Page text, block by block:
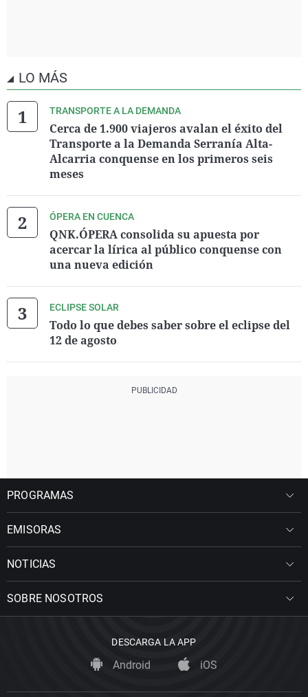
LO MÁS
TRANSPORTE A LA DEMANDA
Cerca de 1.900 viajeros avalan el éxito del
Transporte a la Demanda Serranía Alta-
Alcarria conquense en los primeros seis
meses
ÓPERA EN CUENCA
QNK.ÓPERA consolida su apuesta por
acercar la lírica al público conquense con
una nueva edición
ECLIPSE SOLAR
Todo lo que debes saber sobre el eclipse del
12 de agosto
PROGRAMAS
EMISORAS
NOTICIAS
SOBRE NOSOTROS
DESCARGA LA APP
Android iOS